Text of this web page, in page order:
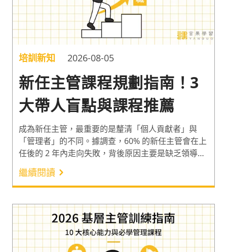
培訓新知 2026-08-05
新任主管課程規劃指南！3
大帶人盲點與課程推薦
成為新任主管，最重要的是釐清「個人貢獻者」與
「管理者」的不同。據調查，60% 的新任主管會在上
任後的 2 年內走向失敗，背後原因主要是缺乏領導力
與管理技能的培訓¹。因此以下整理 3 大新任主管帶
人盲點，以及能幫新任主管調整心態、培育部屬與交
出團隊績效的課程，讓新任主管有效帶動公司整體績
效的成長。
繼續閱讀